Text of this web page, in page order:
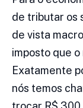
de tributar os
de vista
imposto que
Exatamente
nós temos